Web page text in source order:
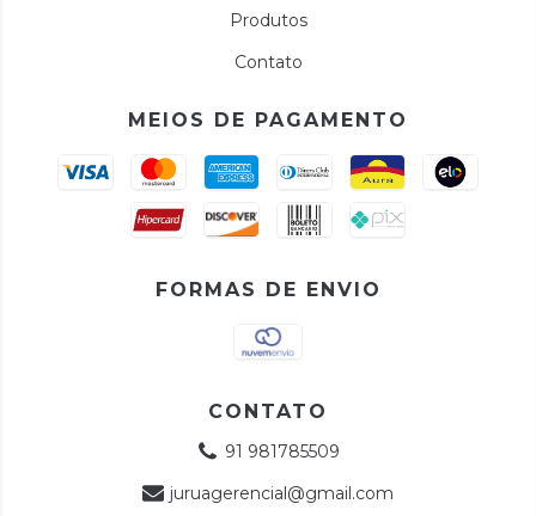
Produtos
Contato
MEIOS DE PAGAMENTO
FORMAS DE ENVIO
CONTATO
91 981785509
juruagerencial@gmail.com